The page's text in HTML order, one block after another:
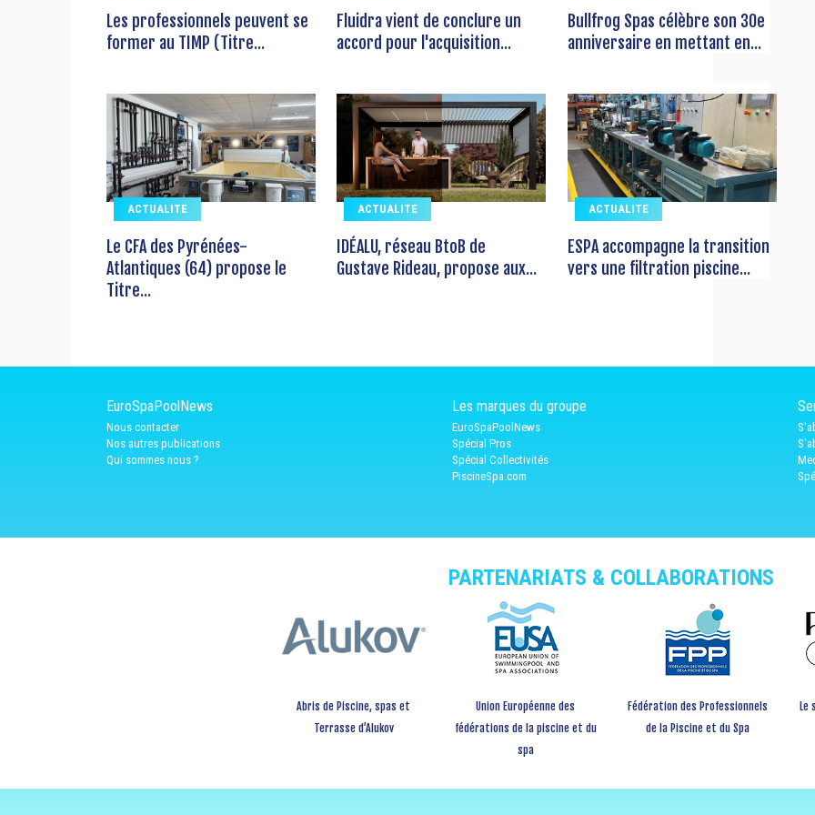
Les professionnels peuvent se
former au TIMP (Titre...
Fluidra vient de conclure un
accord pour l'acquisition...
Bullfrog Spas célèbre son 30e
anniversaire en mettant en...
ACTUALITE
Le CFA des Pyrénées-
Atlantiques (64) propose le
Titre...
ACTUALITE
IDÉALU, réseau BtoB de
Gustave Rideau, propose aux...
ACTUALITE
ESPA accompagne la transition
vers une filtration piscine...
EuroSpaPoolNews
Nous contacter
Nos autres publications
Qui sommes nous ?
Les marques du groupe
EuroSpaPoolNews
Spécial Pros
Spécial Collectivités
PiscineSpa.com
PARTENARIATS & COLLABORATIONS
Abris de Piscine, spas et
Terrasse d’Alukov
Union Européenne des
fédérations de la piscine et du
spa
Fédération des Professionnels
de la Piscine et du Spa
Le